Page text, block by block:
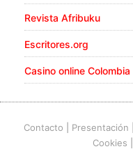
Revista Afribuku
Escritores.org
Casino online Colombia
Contacto Presentación
Cookies